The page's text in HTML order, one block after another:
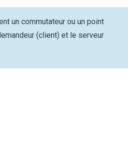
un commutateur ou un point
(client) et le serveur